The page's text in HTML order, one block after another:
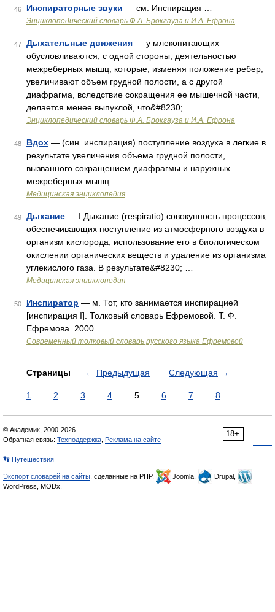
46 Инспираторные звуки — см. Инспирация …
Энциклопедический словарь Ф.А. Брокгауза и И.А. Ефрона
47 Дыхательные движения — у млекопитающих
обусловливаются, с одной стороны, деятельностью
межреберных мышц, которые, изменяя положение ребер,
увеличивают объем грудной полости, а с другой
диафрагма, вследствие сокращения ее мышечной части,
делается менее выпуклой, что&#8230; …
Энциклопедический словарь Ф.А. Брокгауза и И.А. Ефрона
48 Вдох — (син. инспирация) поступление воздуха в легкие в
результате увеличения объема грудной полости,
вызванного сокращением диафрагмы и наружных
межреберных мышц …
Медицинская энциклопедия
49 Дыхание — I Дыхание (respiratio) совокупность процессов,
обеспечивающих поступление из атмосферного воздуха в
организм кислорода, использование его в биологическом
окислении органических веществ и удаление из организма
углекислого газа. В результате&#8230; …
Медицинская энциклопедия
50 Инспиратор — м. Тот, кто занимается инспирацией
[инспирация I]. Толковый словарь Ефремовой. Т. Ф.
Ефремова. 2000 …
Современный толковый словарь русского языка Ефремовой
Страницы ← Предыдущая Следующая →
1 2 3 4 5 6 7 8
18+
© Академик, 2000-2026
Обратная связь: Техподдержка Реклама на сайте
👣 Путешествия
Экспорт словарей на сайты , сделанные на PHP, Joomla,
Drupal,
WordPress, MODx.